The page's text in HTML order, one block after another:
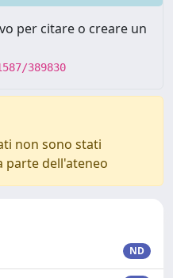
per citare o creare un
389830
non sono stati
parte dell'ateneo
ND